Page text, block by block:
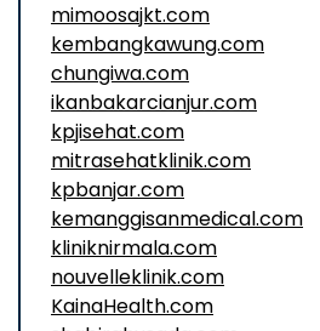
mimoosajkt.com
kembangkawung.com
chungiwa.com
ikanbakarcianjur.com
kpjisehat.com
mitrasehatklinik.com
kpbanjar.com
kemanggisanmedical.com
kliniknirmala.com
nouvelleklinik.com
KainaHealth.com